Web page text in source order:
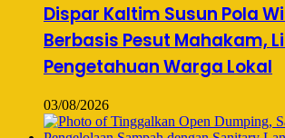
Dispar Kaltim Susun Pola
Berbasis Pesut Mahakam,
Pengetahuan Warga Lokal
03/08/2026